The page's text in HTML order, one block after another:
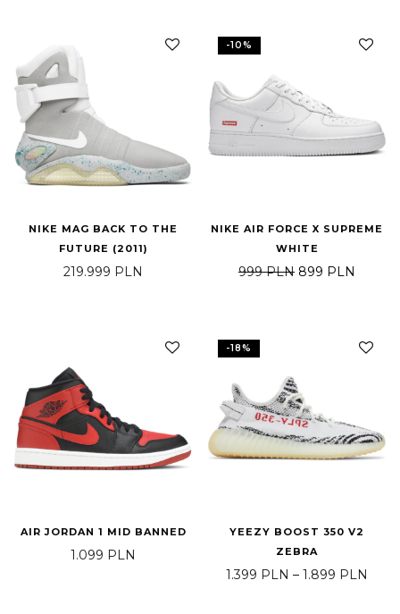
NIKE MAG BACK TO THE
FUTURE (2011)
219.999 PLN
-10%
NIKE AIR FORCE X SUPREME
WHITE
999PLN Pierwotna cena
899 PLN
AIR JORDAN 1 MID BANNED
1.099 PLN
-18%
YEEZY BOOST 350 V2
ZEBRA
1.399 PLN – 1.899 PLN